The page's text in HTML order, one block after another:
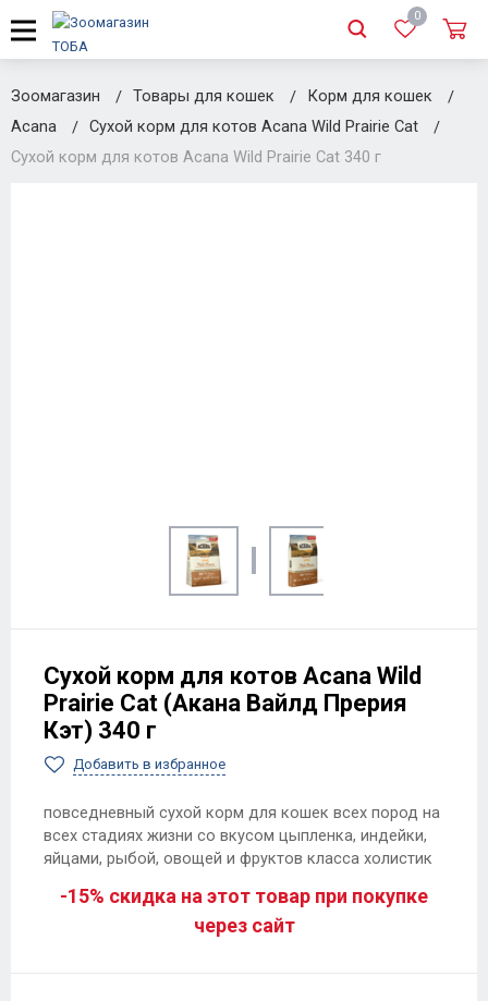
0
Зоомагазин Товары для кошек
Корм для кошек
Acana
Сухой корм для котов Acana Wild Prairie Cat
Сухой корм для котов Acana Wild Prairie Cat 340 г
Сухой корм для котов Acana Wild
Prairie Cat (Акана Вайлд Прерия
Кэт) 340 г
Добавить в избранное
повседневный сухой корм для кошек всех пород на
всех стадиях жизни со вкусом цыпленка, индейки,
яйцами, рыбой, овощей и фруктов класса холистик
-15% скидка на этот товар при покупке
через сайт